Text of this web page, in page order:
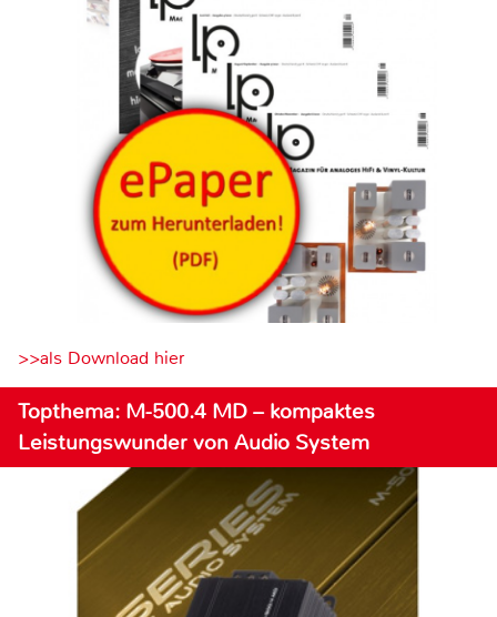
>>als Download hier
Topthema: M-500.4 MD – kompaktes
Leistungswunder von Audio System